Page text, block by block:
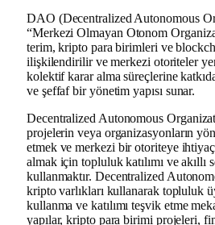
DAO (Decentralized Autonomous
“Merkezi Olmayan Otonom
terim, kripto para birimleri ve
ilişkilendirilir ve merkezi otoriteler
kolektif karar alma süreçlerine
ve şeffaf bir yönetim yapısı sunar.
Decentralized Autonomous
projelerin veya organizasyonların
etmek ve merkezi bir otoriteye
almak için topluluk katılımı ve akıllı
kullanmaktır. Decentralized
kripto varlıkları kullanarak topluluk
kullanma ve katılımı teşvik etme
yapılar, kripto para birimi projeleri,